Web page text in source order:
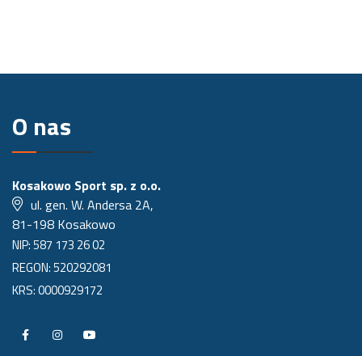
O nas
Kosakowo Sport sp. z o.o.
ul. gen. W. Andersa 2A,
81-198 Kosakowo
NIP: 587 173 26 02
REGON: 520292081
KRS: 0000929172
P
P